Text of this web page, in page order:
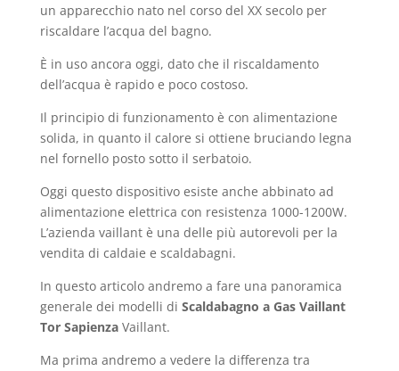
un apparecchio nato nel corso del XX secolo per
riscaldare l’acqua del bagno.
È in uso ancora oggi, dato che il riscaldamento
dell’acqua è rapido e poco costoso.
Il principio di funzionamento è con alimentazione
solida, in quanto il calore si ottiene bruciando legna
nel fornello posto sotto il serbatoio.
Oggi questo dispositivo esiste anche abbinato ad
alimentazione elettrica con resistenza 1000-1200W.
L’azienda vaillant è una delle più autorevoli per la
vendita di caldaie e scaldabagni.
In questo articolo andremo a fare una panoramica
generale dei modelli di Scaldabagno a Gas Vaillant
Tor SapienzaVaillant.
Ma prima andremo a vedere la differenza tra